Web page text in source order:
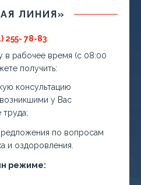
ЛИНИЯ»
255- 78-83
в рабочее время (с 08:00
получить:
консультацию
у Вас
по вопросам
и оздоровления.
режиме: